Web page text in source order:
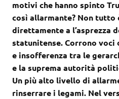
motivi che hanno spinto
così allarmante? Non tutto
direttamente a l’asprezza
statunitense. Corrono voci
e insofferenza tra le
e la suprema autorità
Un più alto livello di
rinserrare i legami. Nel